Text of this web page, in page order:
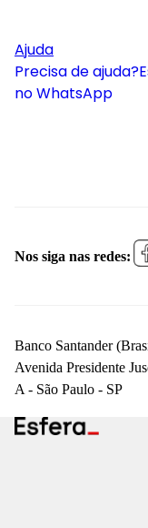
Ajuda
Precisa de ajuda?
no WhatsApp
Nos siga nas redes:
Banco Santander
Avenida Presidente
A - São Paulo - SP